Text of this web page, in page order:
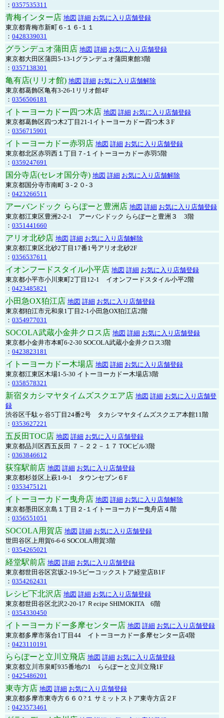
： 0357535311
青梅インター店 地図 詳細 お気に入り店舗登録
東京都青梅市新町６-１６-１１
： 0428339031
グランデュオ蒲田店 地図 詳細 お気に入り店舗登録
東京都大田区蒲田5-13-1グランデュオ蒲田東館3階
： 0357138301
亀有店(リリオ館) 地図 詳細 お気に入り店舗解除
東京都葛飾区亀有3-26-1リリオ館4F
： 0356506181
イトーヨーカドー四つ木店 地図 詳細 お気に入り店舗登録
東京都葛飾区四つ木2丁目21-1イトーヨーカドー四つ木３F
： 0356715901
イトーヨーカドー赤羽店 地図 詳細 お気に入り店舗登録
東京都北区赤羽西１丁目７-１イトーヨーカドー赤羽5階
： 0359247691
国分寺店(セレオ国分寺) 地図 詳細 お気に入り店舗解除
東京都国分寺市南町３-２０-３
： 0423266511
アーバンドック ららぽーと豊洲店 地図 詳細 お気に入り店舗登録
東京都江東区豊洲2-2-1 アーバンドック ららぽーと豊洲３ 3階
： 0351441660
アリオ北砂店 地図 詳細 お気に入り店舗解除
東京都江東区北砂2丁目17番1号アリオ北砂2F
： 0356537611
イオンフードスタイル小平店 地図 詳細 お気に入り店舗登録
東京都小平市小川東町2丁目12-1 イオンフードスタイル小平2階
： 0423485821
小田急OX狛江店 地図 詳細 お気に入り店舗登録
東京都狛江市元和泉1丁目2-1小田急OX狛江店2階
： 0354977031
SOCOLA武蔵小金井クロス店 地図 詳細 お気に入り店舗登録
東京都小金井市本町6-2-30 SOCOLA武蔵小金井クロス3階
： 0423823181
イトーヨーカドー木場店 地図 詳細 お気に入り店舗登録
東京都江東区木場1-5-30 イトーヨーカドー木場店3階
： 0358578321
新宿タカシマヤタイムズスクエア店 地図 詳細 お気に入り店舗登
録
渋谷区千駄ヶ谷5丁目24番2号 タカシマヤタイムズスクエア本館11階
： 0353627221
五反田TOC店 地図 詳細 お気に入り店舗登録
東京都品川区西五反田 ７－２２－１７ TOCビル3階
： 0363846612
荻窪駅前店 地図 詳細 お気に入り店舗登録
東京都杉並区上萩1-9-1 タウンセブン６F
： 0353475121
イトーヨーカドー曳舟店 地図 詳細 お気に入り店舗解除
東京都墨田区京島１丁目２-１イトーヨーカドー曳舟店４階
： 0356551051
SOCOLA用賀店 地図 詳細 お気に入り店舗登録
世田谷区上用賀6-6-6 SOCOLA用賀3階
： 0354265021
経堂駅前店 地図 詳細 お気に入り店舗登録
東京都世田谷区宮坂2-19-5ピーコックストア経堂店B1F
： 0354262431
レシピ下北沢店 地図 詳細 お気に入り店舗登録
東京都世田谷区北沢2-20-17 Ｒecipe SHIMOKITA 6階
： 0354330450
イトーヨーカドー多摩センター店 地図 詳細 お気に入り店舗登録
東京都多摩市落合1丁目44 イトーヨーカドー多摩センター店4階
： 0423110191
ららぽーと立川立飛店 地図 詳細 お気に入り店舗登録
東京都立川市泉町935番地の1 ららぽーと立川立飛1F
： 0425486201
東寺方店 地図 詳細 お気に入り店舗登録
東京都多摩市東寺方６６０?１ サミットストア東寺方店２F
： 0423573461